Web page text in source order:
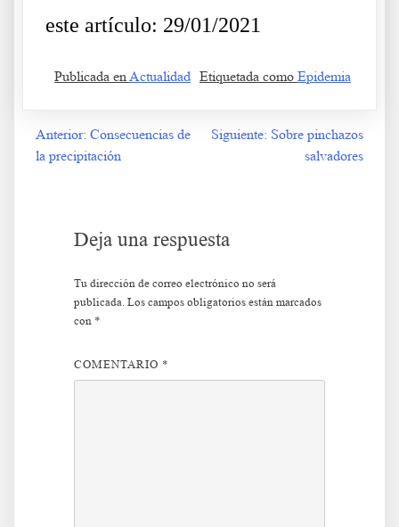
este artículo: 29/01/2021
Publicada en Actualidad Etiquetada como Epidemia
Navegación
Anterior: Consecuencias de
la precipitación
Siguiente: Sobre pinchazos
salvadores
Deja una respuesta
Tu dirección de correo electrónico no será
publicada. Los campos obligatorios están marcados
con *
COMENTARIO *